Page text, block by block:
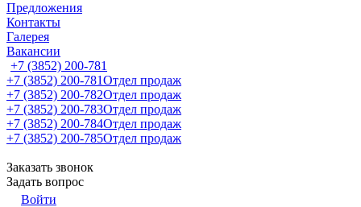
Предложения
Контакты
Галерея
Вакансии
+7 (3852) 200-781
+7 (3852) 200-781Отдел продаж
+7 (3852) 200-782Отдел продаж
+7 (3852) 200-783Отдел продаж
+7 (3852) 200-784Отдел продаж
+7 (3852) 200-785Отдел продаж
Заказать звонок
Задать вопрос
Войти